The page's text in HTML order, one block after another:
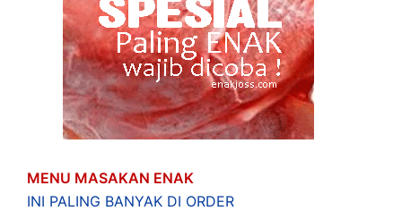
MENU MASAKAN ENAK
INI PALING BANYAK DI ORDER